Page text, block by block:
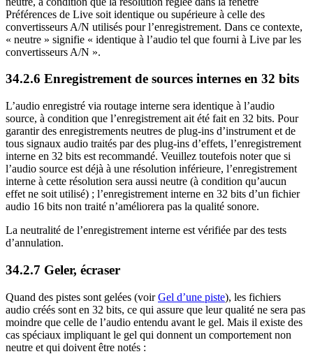
Préférences de Live soit identique ou supérieure à celle des
convertisseurs A/N utilisés pour l’enregistrement. Dans ce contexte,
« neutre » signifie « identique à l’audio tel que fourni à Live par les
convertisseurs A/N ».
34.2.6 Enregistrement de sources internes en 32 bits
L’audio enregistré via routage interne sera identique à l’audio
source, à condition que l’enregistrement ait été fait en 32 bits. Pour
garantir des enregistrements neutres de plug-ins d’instrument et de
tous signaux audio traités par des plug-ins d’effets, l’enregistrement
interne en 32 bits est recommandé. Veuillez toutefois noter que si
l’audio source est déjà à une résolution inférieure, l’enregistrement
interne à cette résolution sera aussi neutre (à condition qu’aucun
effet ne soit utilisé) ; l’enregistrement interne en 32 bits d’un fichier
audio 16 bits non traité n’améliorera pas la qualité sonore.
La neutralité de l’enregistrement interne est vérifiée par des tests
d’annulation.
34.2.7 Geler, écraser
Quand des pistes sont gelées (voirGel d’une piste), les fichiers
audio créés sont en 32 bits, ce qui assure que leur qualité ne sera pas
moindre que celle de l’audio entendu avant le gel. Mais il existe des
cas spéciaux impliquant le gel qui donnent un comportement non
neutre et qui doivent être notés :